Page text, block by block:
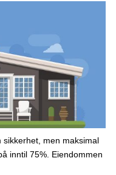
sikkerhet, men maksimal
inntil 75%. Eiendommen